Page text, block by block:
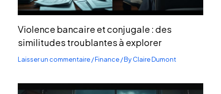
Violence bancaire et conjugale : des
similitudes troublantes à explorer
Laisser un commentaire/Finance/ ByClaire Dumont